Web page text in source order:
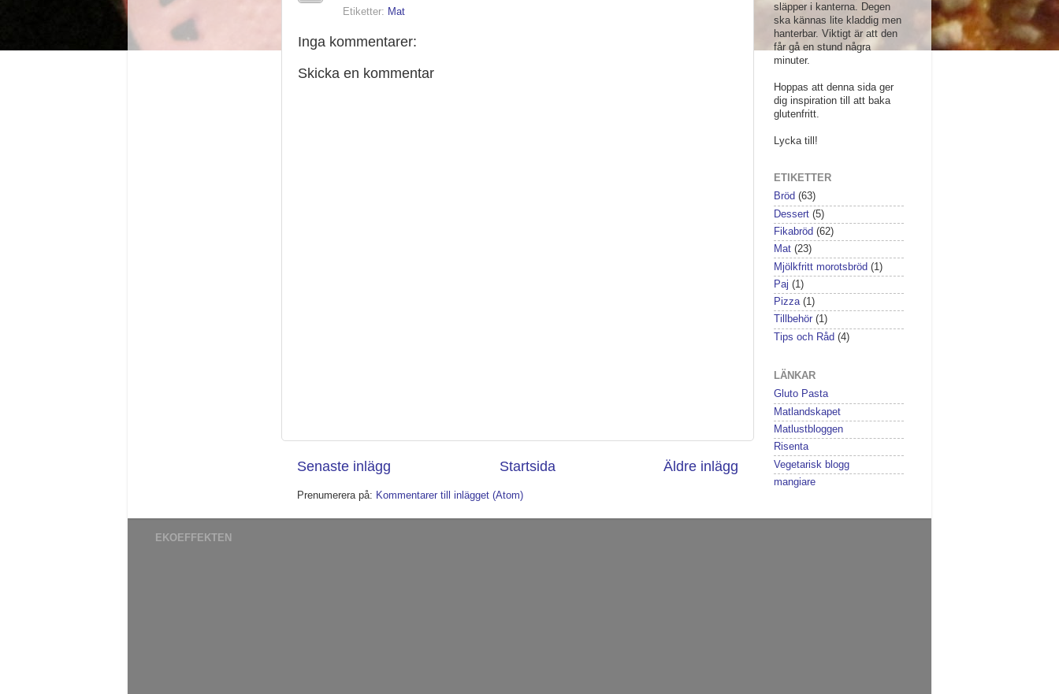
Etiketter: Mat
Inga kommentarer:
Skicka en kommentar
Senaste inlägg Äldre inlägg
Startsida
Prenumerera på: Kommentarer till inlägget (Atom)
släpper i kanterna. Degen
ska kännas lite kladdig men
hanterbar. Viktigt är att den
får gå en stund några
minuter.
Hoppas att denna sida ger
dig inspiration till att baka
glutenfritt.
Lycka till!
ETIKETTER
Bröd (63)
Dessert (5)
Fikabröd (62)
Mat (23)
Mjölkfritt morotsbröd (1)
Paj (1)
Pizza (1)
Tillbehör (1)
Tips och Råd (4)
LÄNKAR
Gluto Pasta
Matlandskapet
Matlustbloggen
Risenta
Vegetarisk blogg
mangiare
EKOEFFEKTEN